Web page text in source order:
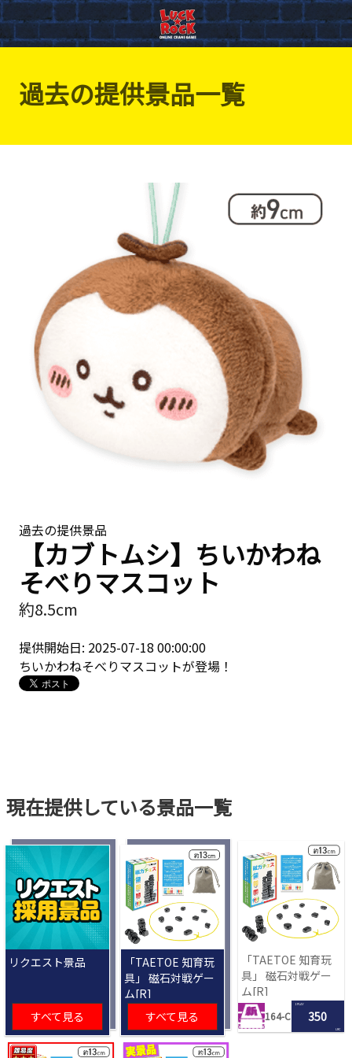
過去の提供景品一覧
過去の提供景品
【カブトムシ】ちいかわね
そべりマスコット
約8.5cm
提供開始日: 2025-07-18 00:00:00
ちいかわねそべりマスコットが登場！
現在提供している景品一覧
リクエスト景品
すべて見る
「TAETOE 知育玩
具」 磁石対戦ゲー
ム[R]
すべて見る
「TAETOE 知育玩
具」 磁石対戦ゲー
ム[R]
164-C
1 PLAY
350
LRC